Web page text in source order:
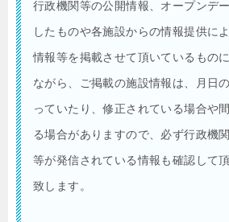
行政機関等の公開情報、オープンデ
したものや各施設からの情報提供に
情報等を掲載させて頂いているもの
ながら、ご掲載の施設情報は、月日
っていたり、修正されている場合や
る場合がありますので、必ず行政機
等が発信されている情報も確認して
致します。